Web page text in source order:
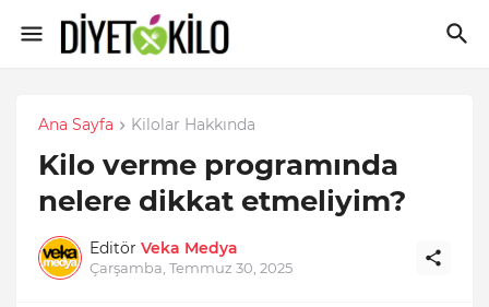
Ana Sayfa Kilolar Hakkında
Kilo verme programında
nelere dikkat etmeliyim?
Editör Veka Medya
Çarşamba, Temmuz 30, 2025